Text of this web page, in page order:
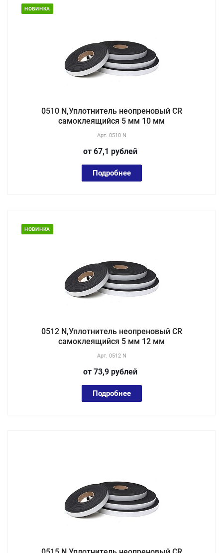
НОВИНКА
0510 N,Уплотнитель неопреновый CR
самоклеящийся 5 мм 10 мм
Арт. 0510 N
от 67,1 рублей
Подробнее
НОВИНКА
0512 N,Уплотнитель неопреновый CR
самоклеящийся 5 мм 12 мм
Арт. 0512 N
от 73,9 рублей
Подробнее